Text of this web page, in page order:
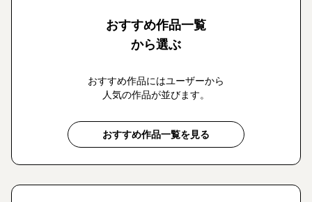
おすすめ作品一覧
から選ぶ
おすすめ作品にはユーザーから
人気の作品が並びます。
おすすめ作品一覧を見る